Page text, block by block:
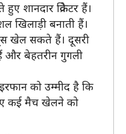
शानदार क्रिकेटर हैं।
खिलाड़ी बनाती हैं।
खेल सकते हैं। दूसरी
और बेहतरीन गुगली
को उम्मीद है कि
कई मैच खेलने को